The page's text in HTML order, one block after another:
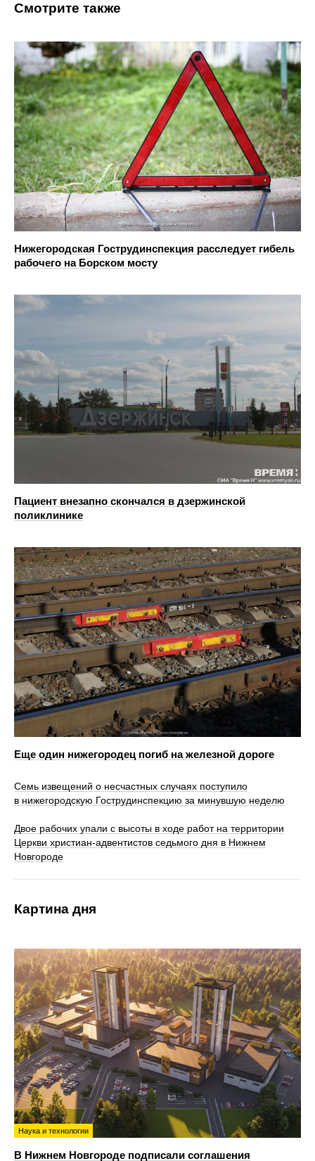
Смотрите также
Нижегородская Гострудинспекция расследует гибель
рабочего на Борском мосту
Пациент внезапно скончался в дзержинской
поликлинике
Еще один нижегородец погиб на железной дороге
Семь извещений о несчастных случаях поступило
в нижегородскую Гострудинспекцию за минувшую неделю
Двое рабочих упали с высоты в ходе работ на территории
Церкви христиан‑адвентистов седьмого дня в Нижнем
Новгороде
Картина дня
Наука и технологии
В Нижнем Новгороде подписали соглашения